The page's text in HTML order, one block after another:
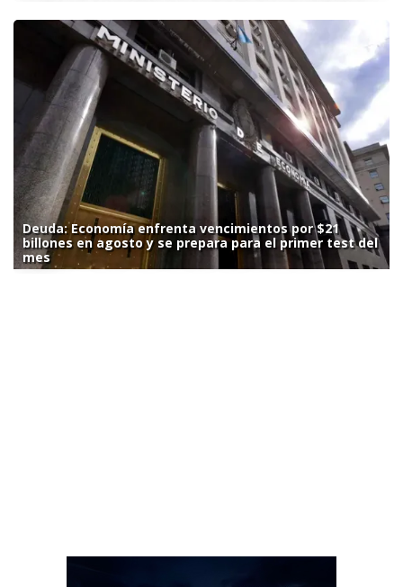
Deuda: Economía enfrenta vencimientos por $21
billones en agosto y se prepara para el primer test del
mes